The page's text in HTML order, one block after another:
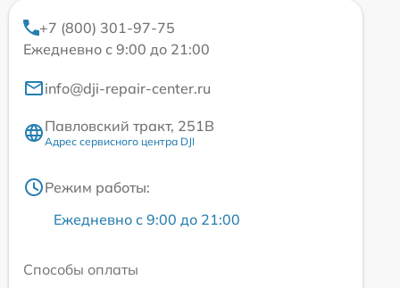
+7 (800) 301-97-75
Ежедневно с 9:00 до 21:00
info@dji-repair-center.ru
Павловский тракт, 251В
Адрес сервисного центра DJI
Режим работы:
Ежедневно с 9:00 до 21:00
Способы оплаты